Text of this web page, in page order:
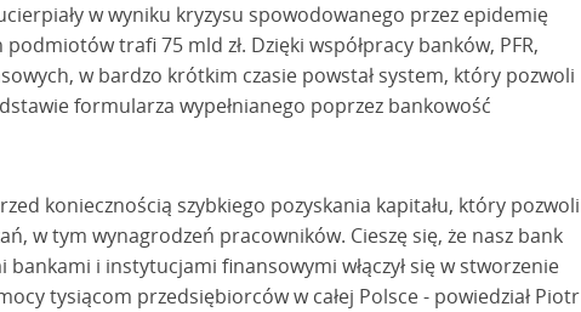
w wyniku kryzysu spowodowanego przez epidemię
trafi 75 mld zł. Dzięki współpracy banków, PFR,
w bardzo krótkim czasie powstał system, który pozwoli
formularza wypełnianego poprzez bankowość
koniecznością szybkiego pozyskania kapitału, który pozwoli
w tym wynagrodzeń pracowników. Cieszę się, że nasz bank
i instytucjami finansowymi włączył się w stworzenie
tysiącom przedsiębiorców w całej Polsce - powiedział Piotr